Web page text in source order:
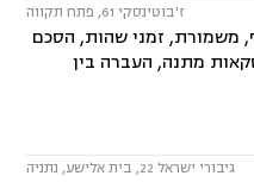
ז'בוטינסקי 61, פתח תקווה
משמורת, זמני שהות, הסכם
מתנה, העברה בין
גיבורי ישראל 22, בית אלישע, נתניה